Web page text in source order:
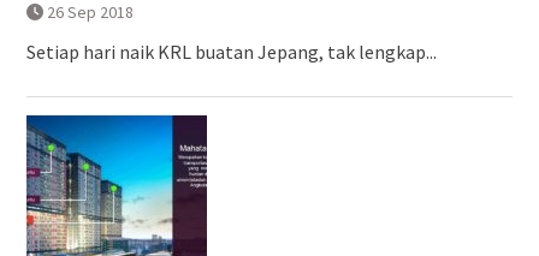
26 Sep 2018
Setiap hari naik KRL buatan Jepang, tak lengkap...